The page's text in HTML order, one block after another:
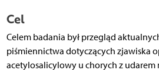
Cel
Celem badania był przegląd
piśmiennictwa dotyczących zjawiska
acetylosalicylowy u chorych z